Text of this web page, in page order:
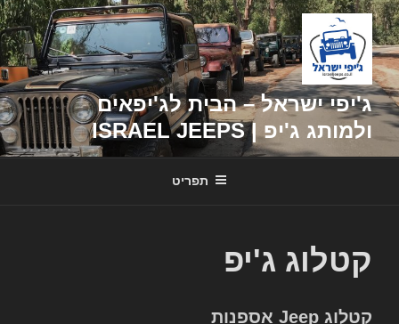
דילוג
לתוכן
ג'יפי ישראל – הבית לג'יפאים
ולמותג ג'יפ | ISRAEL JEEPS
תפריט
קטלוג ג'יפ
קטלוג Jeep אספנות